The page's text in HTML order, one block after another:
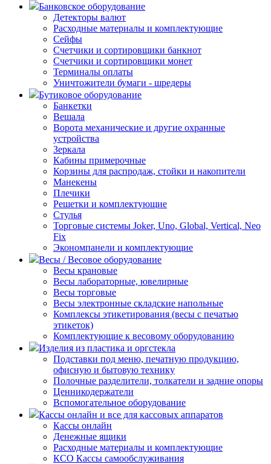
Банковское оборудование
Детекторы валют
Расходные материалы и комплектующие
Сейфы
Счетчики и сортировщики банкнот
Счетчики и сортировщики монет
Терминалы оплаты
Уничтожители бумаги - шредеры
Бутиковое оборудование
Банкетки
Вешала
Ворота механические и другие охранные
устройства
Зеркала
Кабины примерочные
Корзины для распродаж, стойки и накопители
Манекены
Плечики
Решетки и комплектующие
Стулья
Торговые системы Joker, Uno, Global, Vertical, Neo
Fix
Экономпанели и комплектующие
Весы / Весовое оборудование
Весы крановые
Весы лабораторные, ювелирные
Весы торговые
Весы электронные складские напольные
Комплексы этикетирования (весы с печатью
этикеток)
Комплектующие к весовому оборудованию
Изделия из пластика и оргстекла
Подставки под меню, печатную продукцию,
офисную и бытовую технику
Полочные разделители, толкатели и задние опоры
Ценникодержатели
Вспомогательное оборудование
Кассы онлайн и все для кассовых аппаратов
Кассы онлайн
Денежные ящики
Расходные материалы и комплектующие
КСО Кассы самообслуживания